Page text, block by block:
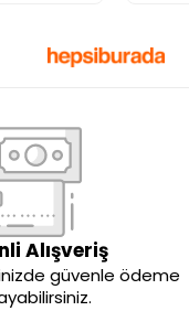
Alışveriş
güvenle ödeme